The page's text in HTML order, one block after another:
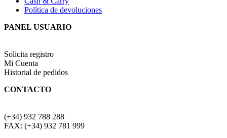
Política de devoluciones
PANEL USUARIO
Solicita registro
Mi Cuenta
Historial de pedidos
CONTACTO
(+34) 932 788 288
FAX: (+34) 932 781 999